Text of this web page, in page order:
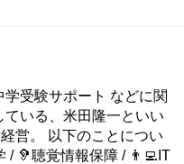
受験サポート などに関
いる、米田隆一といい
営。 以下のことについ
/ 🦻聴覚情報保障 / 👨‍💻IT